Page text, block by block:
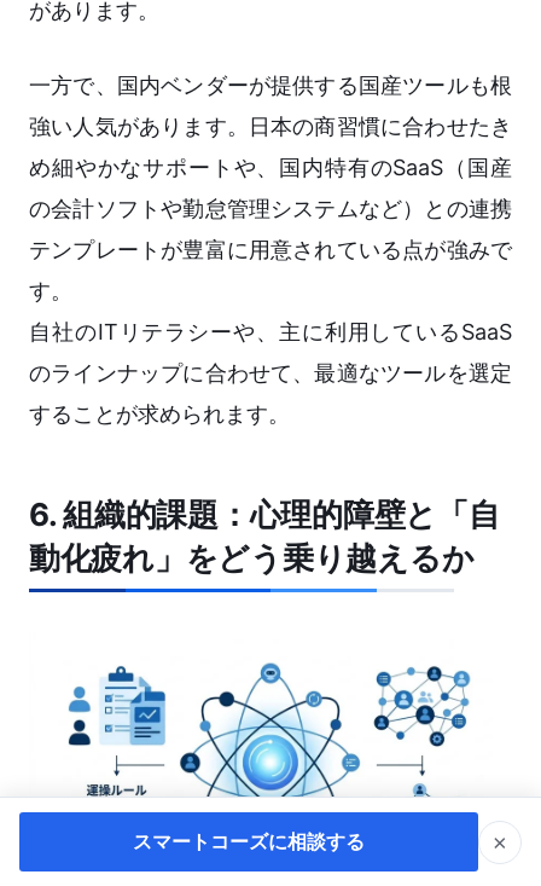
があります。
一方で、国内ベンダーが提供する国産ツールも根
強い人気があります。日本の商習慣に合わせたき
め細やかなサポートや、国内特有のSaaS（国産
の会計ソフトや勤怠管理システムなど）との連携
テンプレートが豊富に用意されている点が強みで
す。
自社のITリテラシーや、主に利用しているSaaS
のラインナップに合わせて、最適なツールを選定
することが求められます。
6. 組織的課題：心理的障壁と「自
動化疲れ」をどう乗り越えるか
スマートコーズに相談する ×